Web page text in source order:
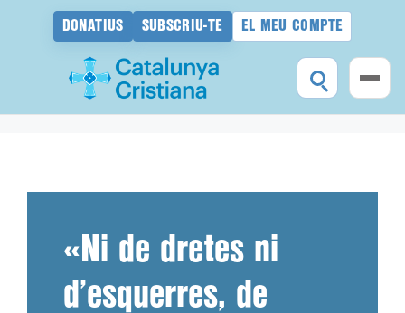
DONATIUS SUBSCRIU-TE EL MEU COMPTE
«Ni de dretes ni
d’esquerres, de